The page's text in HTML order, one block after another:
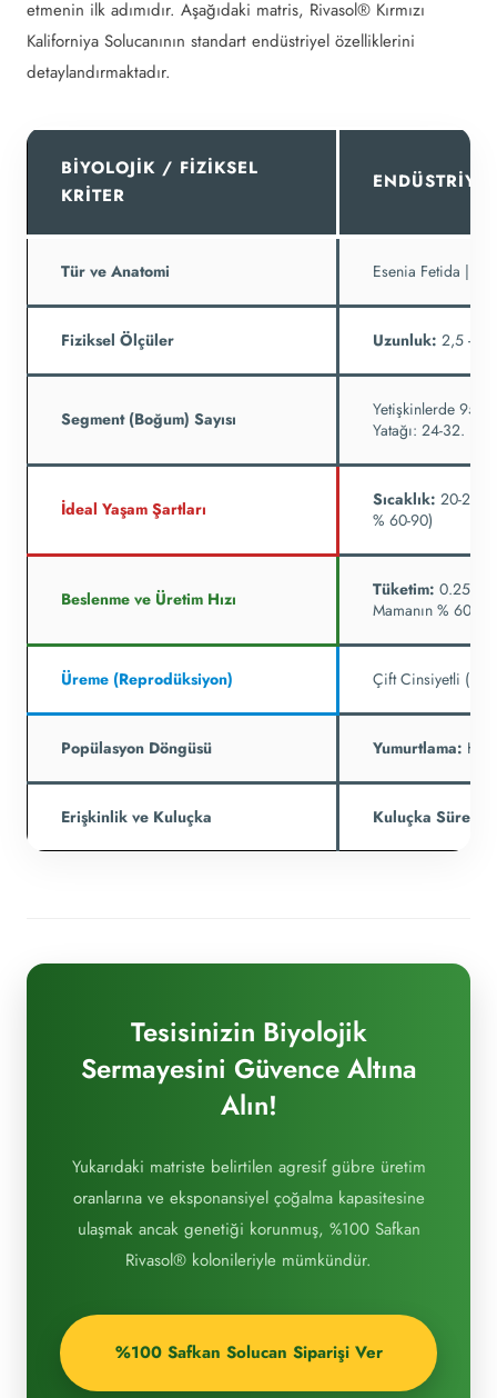
etmenin ilk adımıdır. Aşağıdaki matris, Rivasol® Kırmızı
Kaliforniya Solucanının standart endüstriyel özelliklerini
detaylandırmaktadır.
BIYOLOJIK / FIZIKSEL
KRITER
Tür ve Anatomi Esenia Fetida |
Fiziksel Ölçüler Uzunluk: 2,5 -
Segment (Boğum) Sayısı
Yetişkinlerde 95 -
Yatağı: 24-32.
İdeal Yaşam Şartları Sıcaklık: 20-25 C
% 60-90)
Beslenme ve Üretim Hızı Tüketim: 0.25 kg
Mamanın % 60-
Üreme (Reprodüksiyon) Çift Cinsiyetli
Popülasyon Döngüsü Yumurtlama:
Erişkinlik ve Kuluçka Kuluçka Süresi:
Tesisinizin Biyolojik
Sermayesini Güvence Altına
Alın!
Yukarıdaki matriste belirtilen agresif gübre üretim
oranlarına ve eksponansiyel çoğalma kapasitesine
ulaşmak ancak genetiği korunmuş, %100 Safkan
Rivasol® kolonileriyle mümkündür.
%100 Safkan Solucan Siparişi Ver